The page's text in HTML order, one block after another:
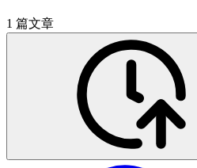
1 篇文章